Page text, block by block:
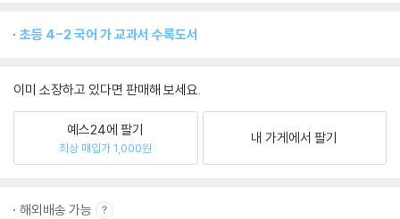
초등 4-2 국어 가 교과서 수록도서
이미 소장하고 있다면 판매해 보세요.
예스24에 팔기
최상 매입가 1,000원
내 가게에서 팔기
해외배송 가능